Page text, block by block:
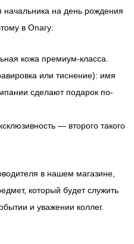
на день рождения
в Onary:
кожа премиум-класса.
или тиснение): имя
сделают подарок по-
— второго такого
в нашем магазине,
который будет служить
и уважении коллег.